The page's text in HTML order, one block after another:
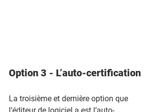
Option 3 - L’auto-certification
La troisième et dernière option que
l’éditeur de logiciel a est l’auto-